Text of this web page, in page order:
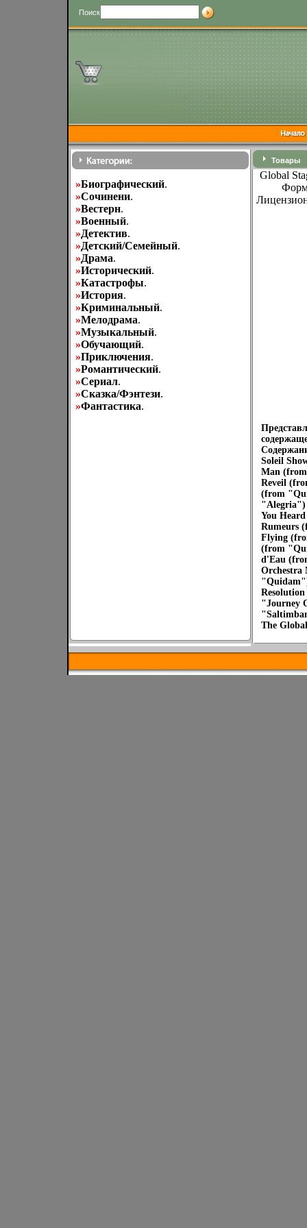
Поиск
»Биографический.
»Cочинени.
»Вестерн.
»Военный.
»Детектив.
»Детский/Семейный.
»Драма.
»Исторический.
»Катастрофы.
»История.
»Криминальный.
»Мелодрама.
»Музыкальный.
»Обучающий.
»Приключения.
»Романтический.
»Сериал.
»Сказка/Фэнтези.
»Фантастика.
Товары
Global
Soleil
Man
Reveil
(from
"Alegria")
You
Rumeurs
Flying
(from
d'Eau
Orchestra
"Journey
The